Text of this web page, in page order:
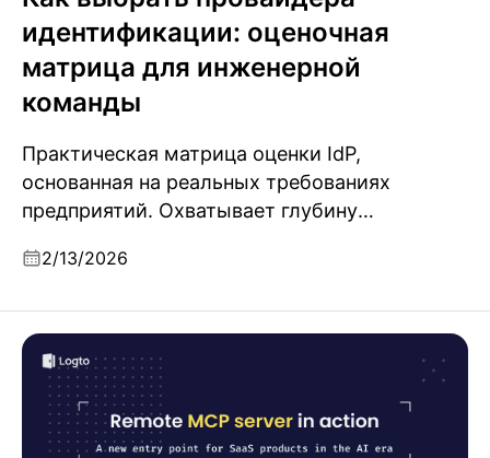
идентификации: оценочная
матрица для инженерной
команды
Практическая матрица оценки IdP,
основанная на реальных требованиях
предприятий. Охватывает глубину
AI-готовность и критерии, о которых
2/13/2026
Удалённый сервер MCP в действии: новая точка
входа для SaaS-продуктов в эпоху ИИ